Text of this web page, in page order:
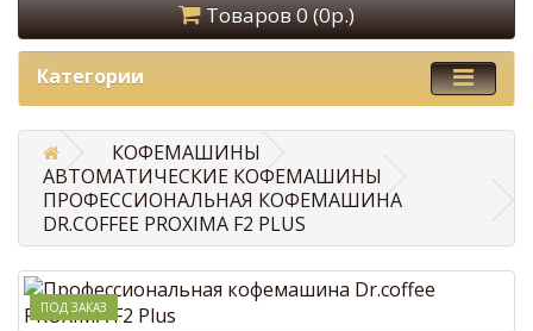
Товаров 0 (0р.)
Категории
КОФЕМАШИНЫ
АВТОМАТИЧЕСКИЕ КОФЕМАШИНЫ
ПРОФЕССИОНАЛЬНАЯ КОФЕМАШИНА
DR.COFFEE PROXIMA F2 PLUS
ПОД ЗАКАЗ